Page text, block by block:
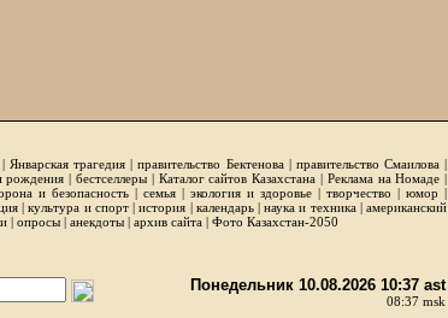
Январская трагедия |правительство Бектенова| правительство Смаилова|
рождения | бестселлеры| Каталог сайтов Казахстана | Реклама на Номаде |
и безопасность | семья | экология и здоровье | творчество | юмор |
|культура и спорт|история | календарь|наука и техника|американский
| опросы | анекдоты | архив сайта | Фото Казахстан-2050
Понедельник 10.08.2026 10:37 ast
08:37 msk